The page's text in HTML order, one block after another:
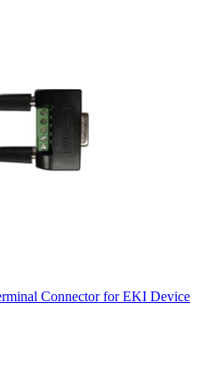
Connector for EKI Device